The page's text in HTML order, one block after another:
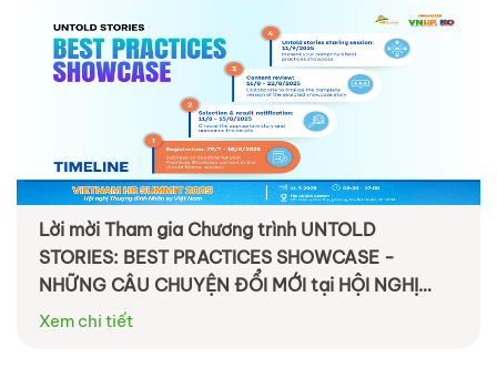
Lời mời Tham gia Chương trình UNTOLD
STORIES: BEST PRACTICES SHOWCASE -
NHỮNG CÂU CHUYỆN ĐỔI MỚI tại HỘI NGHỊ
THƯỢNG ĐỈNH NHÂN SỰ VIỆT NAM – VIETNAM
Xem chi tiết